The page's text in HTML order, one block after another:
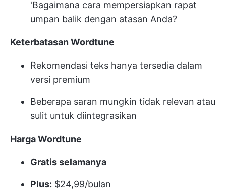
'Bagaimana cara mempersiapkan rapat
umpan balik dengan atasan Anda?
Keterbatasan Wordtune
Rekomendasi teks hanya tersedia dalam
versi premium
Beberapa saran mungkin tidak relevan atau
sulit untuk diintegrasikan
Harga Wordtune
Gratis selamanya
Plus: $24,99/bulan